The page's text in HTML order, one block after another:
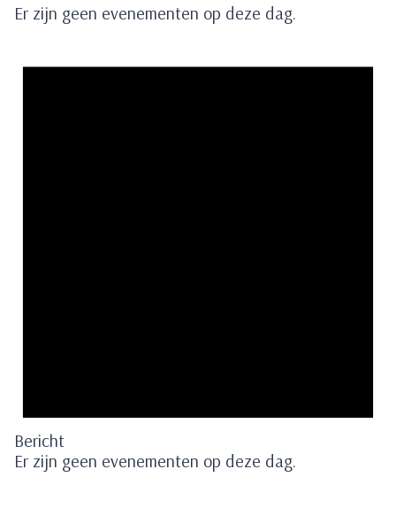
Er zijn geen evenementen op deze dag.
Bericht
Er zijn geen evenementen op deze dag.